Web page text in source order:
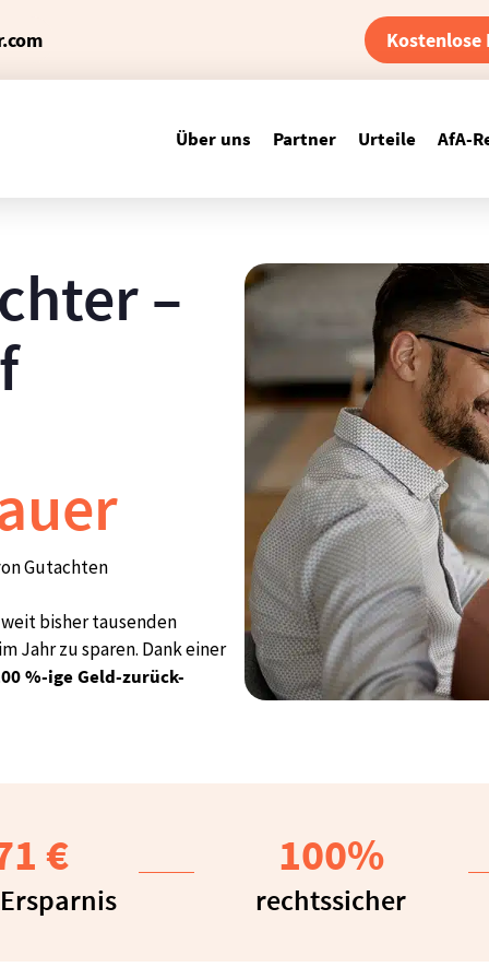
Kostenlose
Über uns Partner Urteile AfA-
–
Gutachten
bisher tausenden
Jahr zu sparen. Dank einer
%-ige Geld-zurück-
€
rechtssicher
100%